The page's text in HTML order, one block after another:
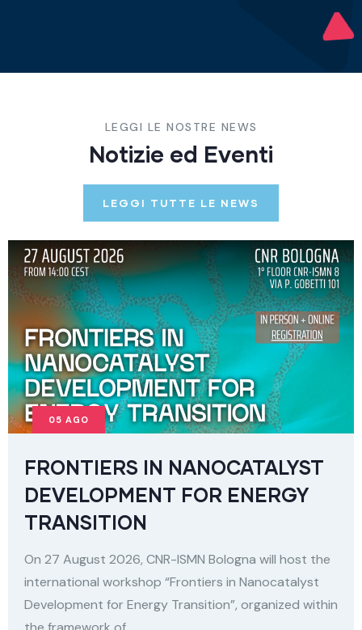
LEGGI LE NOSTRE NEWS
Notizie ed Eventi
LEGGI TUTTE LE NEWS
05 AGO
FRONTIERS IN NANOCATALYST
DEVELOPMENT FOR ENERGY
TRANSITION
On 27 August 2026, CNR-ISMN Bologna will host the
international workshop “Frontiers in Nanocatalyst
Development for Energy Transition”, organized within